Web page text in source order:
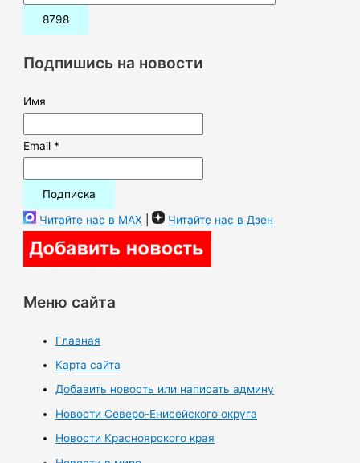
и
:Подпишись на новости
Имя
Email *
Читайте нас в MAX | Читайте нас в Дзен
Меню сайта
Главная
Карта сайта
Добавить новость или написать админу
Новости Северо-Енисейского округа
Новости Красноярского края